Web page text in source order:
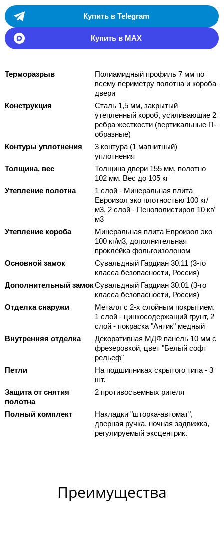
Купить в Telegram
Купить в MAX
Терморазрыв
Полиамидный профиль 7 мм по
всему периметру полотна и короба
двери
Конструкция
Сталь 1,5 мм, закрытый
утепленный короб, усиливающие 2
ребра жесткости (вертикальные П-
образные)
Контуры уплотнения
3 контура (1 магнитный)
уплотнения
Толщина, вес
Толщина двери 155 мм, полотно
102 мм. Вес до 105 кг
Утепление полотна
1 слой - Минеральная плита
Евроизол эко плотностью 100 кг/
м3, 2 слой - Пенополистирол 10 кг/
м3
Утепление короба
Минеральная плита Евроизол эко
100 кг/м3, дополнительная
проклейка фольгоизолоном
Основной замок
Сувальдный Гардиан 30.11 (3-го
класса безопасности, Россия)
Дополнительный замокСувальдный Гардиан 30.01 (3-го
класса безопасности, Россия)
Отделка снаружи
Металл с 2-х слойным покрытием.
1 слой - цинкосодержащий грунт, 2
слой - покраска "Антик" медный
Внутренняя отделка
Декоративная МДФ панель 10 мм с
фрезеровкой, цвет "Белый софт
рельеф"
Петли
На подшипниках скрытого типа - 3
шт.
Защита от снятия
полотна
2 противосъемных ригеля
Полный комплект
Накладки "шторка-автомат",
дверная ручка, ночная задвижка,
регулируемый эксцентрик.
Преимущества